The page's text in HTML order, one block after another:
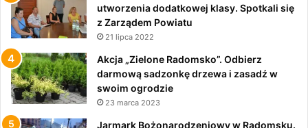
utworzenia dodatkowej klasy. Spotkali się
z Zarządem Powiatu
21 lipca 2022
Akcja „Zielone Radomsko”. Odbierz
darmową sadzonkę drzewa i zasadź w
swoim ogrodzie
23 marca 2023
Jarmark Bożonarodzeniowy w Radomsku.